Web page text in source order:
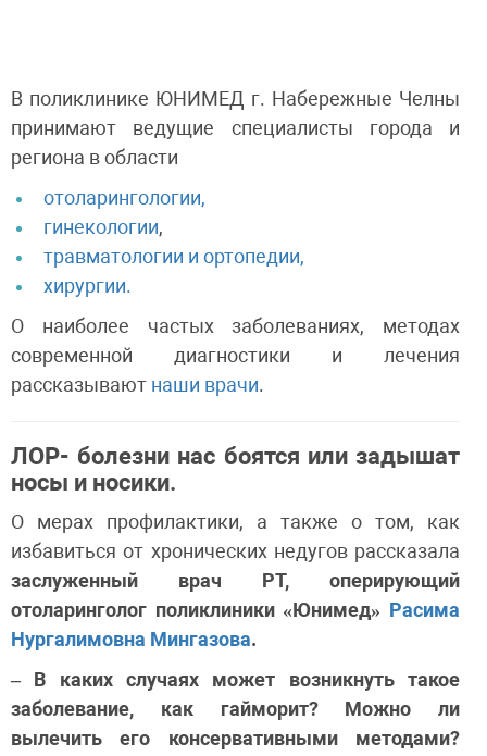
В поликлинике ЮНИМЕД г. Набережные Челны
принимают ведущие специалисты города и
региона в области
отоларингологии,
гинекологии,
травматологии и ортопедии,
хирургии.
О наиболее частых заболеваниях, методах
современной диагностики и лечения
рассказывают наши врачи.
ЛОР- болезни нас боятся или задышат
носы и носики.
О мерах профилактики, а также о том, как
избавиться от хронических недугов рассказала
заслуженный врач РТ, оперирующий
отоларинголог поликлиники «Юнимед» Расима
Нургалимовна Мингазова.
– В каких случаях может возникнуть такое
заболевание, как гайморит? Можно ли
вылечить его консервативными методами?